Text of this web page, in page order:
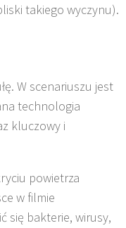
takiego wyczynu).
W scenariuszu jest
technologia
kluczowy i
powietrza
w filmie
się bakterie, wirusy,